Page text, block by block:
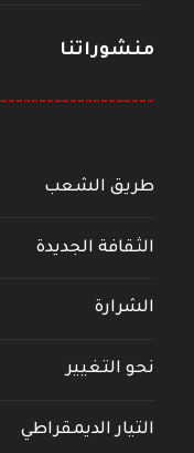
منشوراتنا
--------------------
طريق الشعب
الثقافة الجديدة
الشرارة
نحو التغيير
التيار الديمقراطي